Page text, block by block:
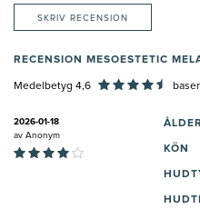
SKRIV RECENSION
RECENSION MESOESTETIC
Medelbetyg 4,6
2026-01-18
av Anonym
KÖN